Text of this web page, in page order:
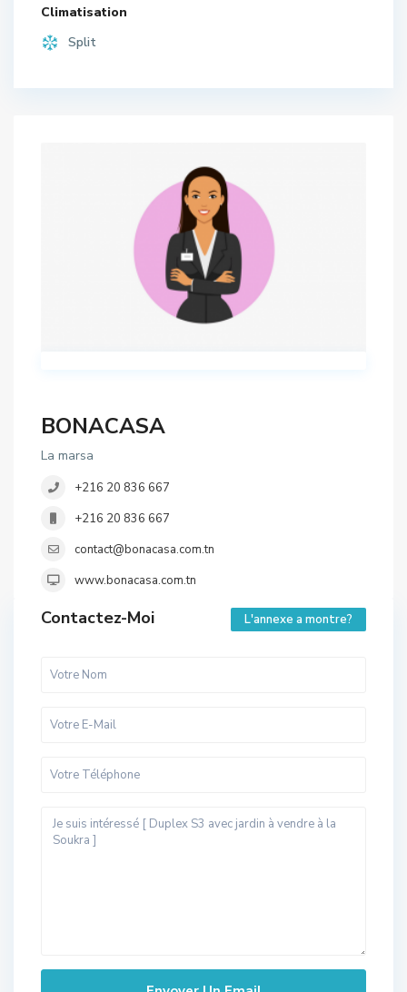
Climatisation
Split
BONACASA
La marsa
+216 20 836 667
+216 20 836 667
contact@bonacasa.com.tn
www.bonacasa.com.tn
Contactez-Moi L'annexe a montre?